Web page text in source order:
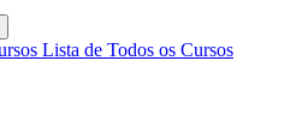
Lista de Todos os Cursos